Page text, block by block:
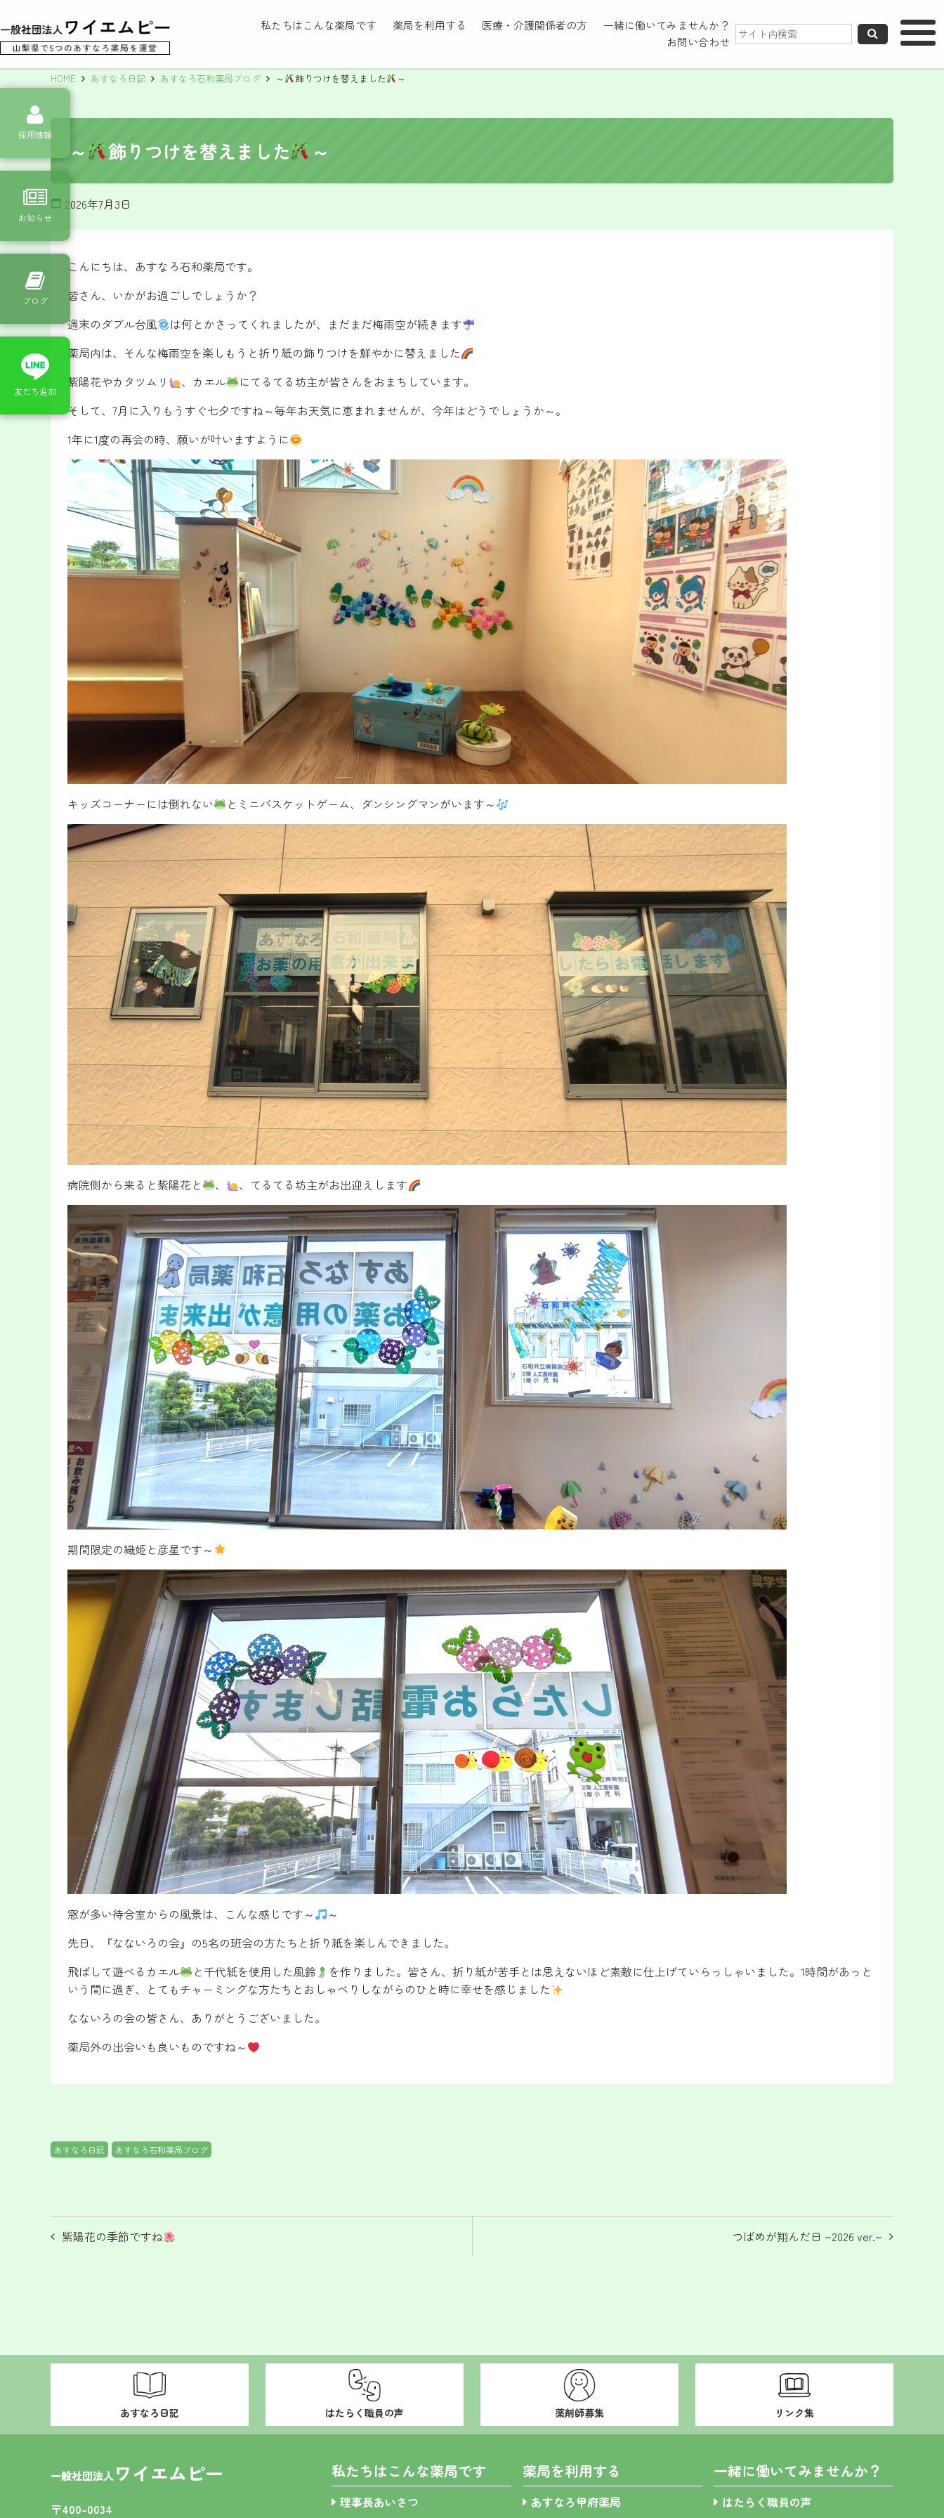
私たちはこんな薬局です 薬局を利用する 医療・介護関係者の方
一緒に働いてみませんか？
お問い合わせ
メニュー
HOME あすなろ日記 あすなろ石和薬局ブログ ～ 飾りつけを替えました ～
～ 飾りつけを替えました ～
calendar_today 2026年7月3日
こんにちは、あすなろ石和薬局です。
皆さん、いかがお過ごしでしょうか？
週末のダブル台風
は何とかさってくれましたが、まだまだ梅雨空が続きます
薬局内は、そんな梅雨空を楽しもうと折り紙の飾りつけを鮮やかに替えました
紫陽花やカタツムリ
、カエル
にてるてる坊主が皆さんをおまちしています。
そして、7月に入りもうすぐ七夕ですね～毎年お天気に恵まれませんが、今年はどうでしょうか～。
1年に1度の再会の時、願いが叶いますように
キッズコーナーには倒れない とミニバスケットゲーム、ダンシングマンがいます～
病院側から来ると紫陽花と 、 、てるてる坊主がお出迎えします
期間限定の織姫と彦星です～
窓が多い待合室からの風景は、こんな感じです～
～
先日、『なないろの会』の5名の班会の方たちと折り紙を楽しんできました。
飛ばして遊べるカエル
と千代紙を使用した風鈴
を作りました。皆さん、折り紙が苦手とは思えないほど素敵に仕上げていらっしゃいました。1時間があっと
いう間に過ぎ、とてもチャーミングな方たちとおしゃべりしながらのひと時に幸せを感じました
なないろの会の皆さん、ありがとうございました。
薬局外の出会いも良いものですね～
あすなろ日記 あすなろ石和薬局ブログ
投
ー
ン
つばめが翔んだ日 ~2026 ver.~
紫陽花の季節ですね
採用情報
お知らせ
ブログ
友だち追加
あすなろ日記 はたらく職員の声 薬剤師募集 リンク集
〒400-0034
私たちはこんな薬局です
理事長あいさつ
薬局を利用する
あすなろ甲府薬局
一緒に働いてみませんか？
はたらく職員の声